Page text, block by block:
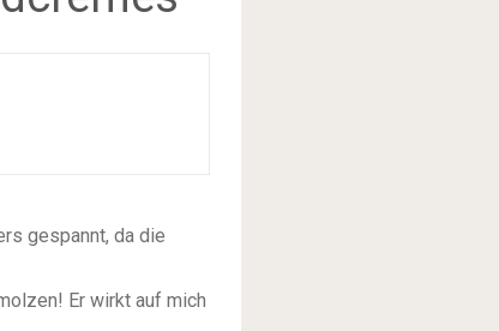
gespannt, da die
Er wirkt auf mich